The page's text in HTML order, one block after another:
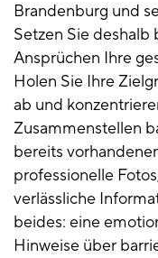
Brandenburg und
Setzen Sie
Ansprüchen Ihre
Holen Sie Ihre
ab und
Zusammenstellen
bereits
professionelle
verlässliche
beides: eine
Hinweise über